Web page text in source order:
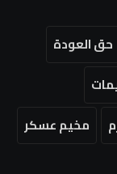
حق العودة
مخيم عسكر